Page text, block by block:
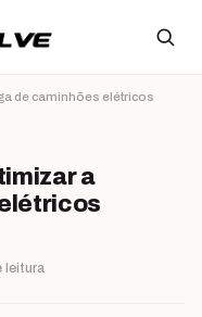
de caminhões elétricos
a
leitura